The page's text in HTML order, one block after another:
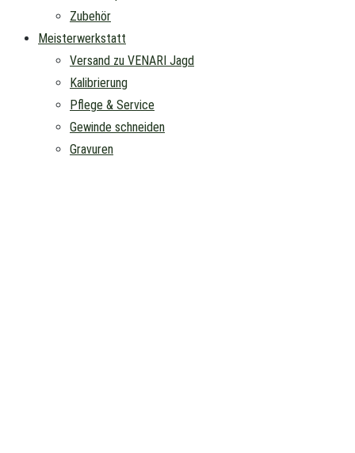
Zubehör
Meisterwerkstatt
Versand zu VENARI Jagd
Kalibrierung
Pflege & Service
Gewinde schneiden
Gravuren